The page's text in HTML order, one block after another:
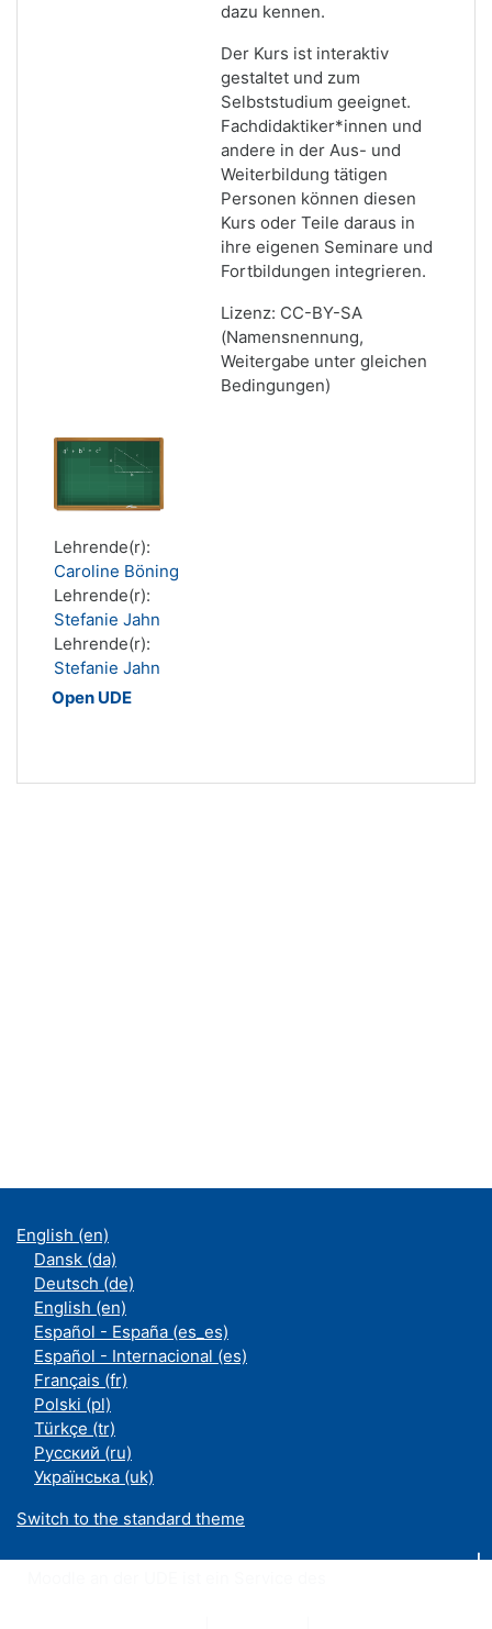
dazu kennen.
Der Kurs ist interaktiv
gestaltet und zum
Selbststudium geeignet.
Fachdidaktiker*innen und
andere in der Aus- und
Weiterbildung tätigen
Personen können diesen
Kurs oder Teile daraus in
ihre eigenen Seminare und
Fortbildungen integrieren.
Lizenz: CC-BY-SA
(Namensnennung,
Weitergabe unter gleichen
Bedingungen)
Lehrende(r):
Caroline Böning
Lehrende(r):
Stefanie Jahn
Lehrende(r):
Stefanie Jahn
Open UDE
English ‎(en)‎
Dansk ‎(da)‎
Deutsch ‎(de)‎
English ‎(en)‎
Español - España ‎(es_es)‎
Español - Internacional ‎(es)‎
Français ‎(fr)‎
Polski ‎(pl)‎
Türkçe ‎(tr)‎
Русский ‎(ru)‎
Українська ‎(uk)‎
Switch to the standard theme